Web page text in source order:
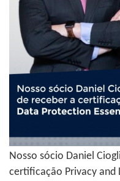
Nosso sócio Daniel
certificação Privacy and